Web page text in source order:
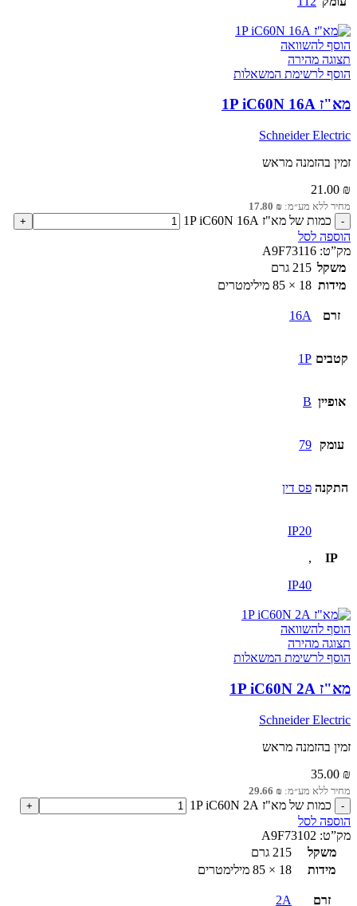
הוסף להשוואה
תצוגה מהירה
הוסף לרשימת המשאלות
מא"ז 1P iC60N 16A
Schneider Electric
זמין בהזמנה מראש
21.00 ₪
מחיר ללא מע״מ: 17.80 ₪
כמות של מא"ז 1P iC60N 16A
הוספה לסל
מק”ט: A9F73116
משקל 215 גרם
מידות 18 × 85 מילימטרים
זרם 16A
קטבים 1P
אופיין B
עומק 79
התקנה פס דין
IP
IP20
,
IP40
הוסף להשוואה
תצוגה מהירה
הוסף לרשימת המשאלות
מא"ז 1P iC60N 2A
Schneider Electric
זמין בהזמנה מראש
35.00 ₪
מחיר ללא מע״מ: 29.66 ₪
כמות של מא"ז 1P iC60N 2A
הוספה לסל
מק”ט: A9F73102
משקל
215 גרם
מידות
18 × 85 מילימטרים
זרם 2A